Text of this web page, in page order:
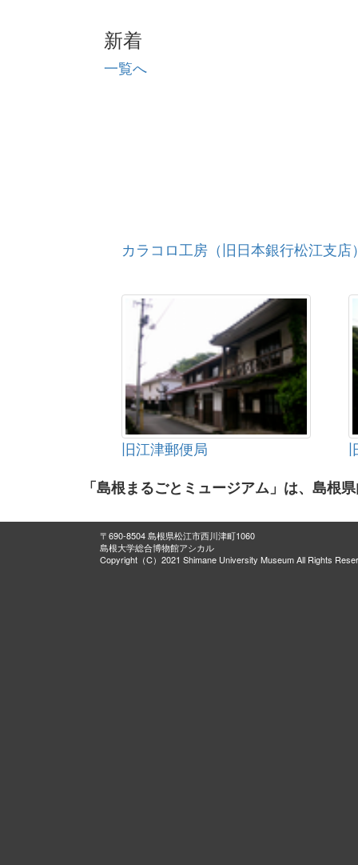
新着
一覧へ
カラコロ工房（旧日本銀行松江支店
旧江津郵便局
「島根まるごとミュージアム」は、島根
〒690-8504 島根県松江市西川津町1060
島根大学総合博物館アシカル
Copyright（C）2021 Shimane University Museum All Rights